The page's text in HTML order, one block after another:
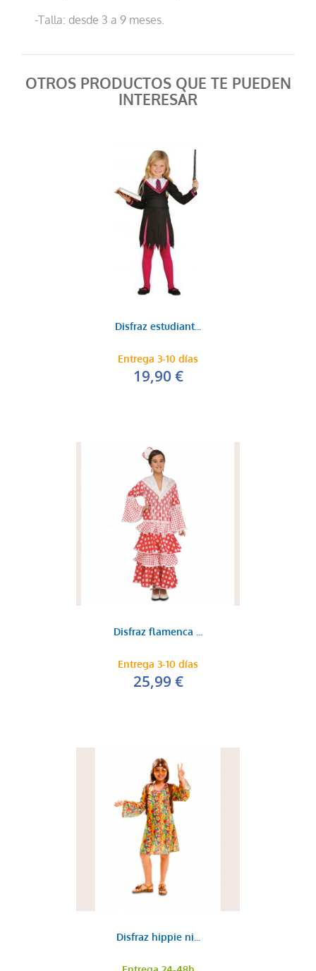
-Talla: desde 3 a 9 meses.
OTROS PRODUCTOS QUE TE PUEDEN
INTERESAR
Disfraz estudiant...
Entrega 3-10 días
19,90 €
Disfraz flamenca ...
Entrega 3-10 días
25,99 €
Disfraz hippie ni...